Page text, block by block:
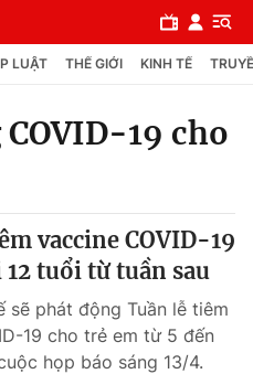
LUẬT THẾ GIỚI KINH TẾ
19 cho
vaccine COVID-19
tuổi từ tuần sau
sẽ phát động Tuần lễ tiêm
19 cho trẻ em từ 5 đến
họp báo sáng 13/4.